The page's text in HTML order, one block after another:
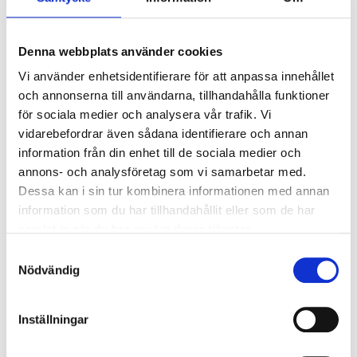
Denna webbplats använder cookies
Vi använder enhetsidentifierare för att anpassa innehållet
och annonserna till användarna, tillhandahålla funktioner
för sociala medier och analysera vår trafik. Vi
vidarebefordrar även sådana identifierare och annan
information från din enhet till de sociala medier och
annons- och analysföretag som vi samarbetar med.
Dessa kan i sin tur kombinera informationen med annan
information som du har tillhandahållit eller som de har
Nödvändig
Inställningar
Den nya funktionen
Bedrägeriskydd har tillagts i F-
secure Total -tjänsten
Vi har nöjet att informera dig om att
säkerhetsnivån i vår säkerhetstjänst ytterligare genom
att introducera funktionen Bedrägeriskydd i F-Secure
Total-tjänsten. De nya funktionerna kommer att
uppdateras i tjänsten från och med den 3 december
Uppdateringen innehåller funktioner som är utformade för
i den digitala världen och ger dig sinnesro i din vardag.